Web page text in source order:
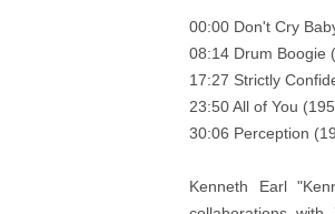
00:00 Don't Cry
08:14 Drum Boogie
17:27 Strictly
23:50 All of You
30:06 Perception
Kenneth Earl